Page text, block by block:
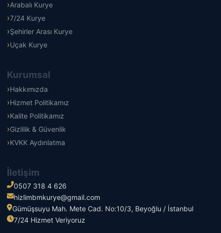
Arabalı Kurye
7/24 Kurye
Şehirler Arası Kurye
Uçak Kurye
Kurumsal
Hakkımızda
Hizmet Politikamız
Kalite Politikamız
Gizlilik & Güvenlik
KVKK Aydınlatma
İletişim
0507 318 4 626
hizlimbmkurye@gmail.com
Gümüşsuyu Mah. Mete Cad. No:10/3, Beyoğlu / İstanbul
7/24 Hizmet Veriyoruz